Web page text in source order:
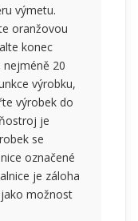
výmetu.
oranžovou
konec
nejméně 20
výrobku,
výrobek do
je
se
označené
je záloha
možnost